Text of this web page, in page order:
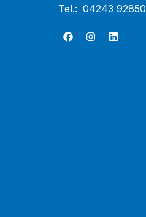
Tel.: 04243 92850